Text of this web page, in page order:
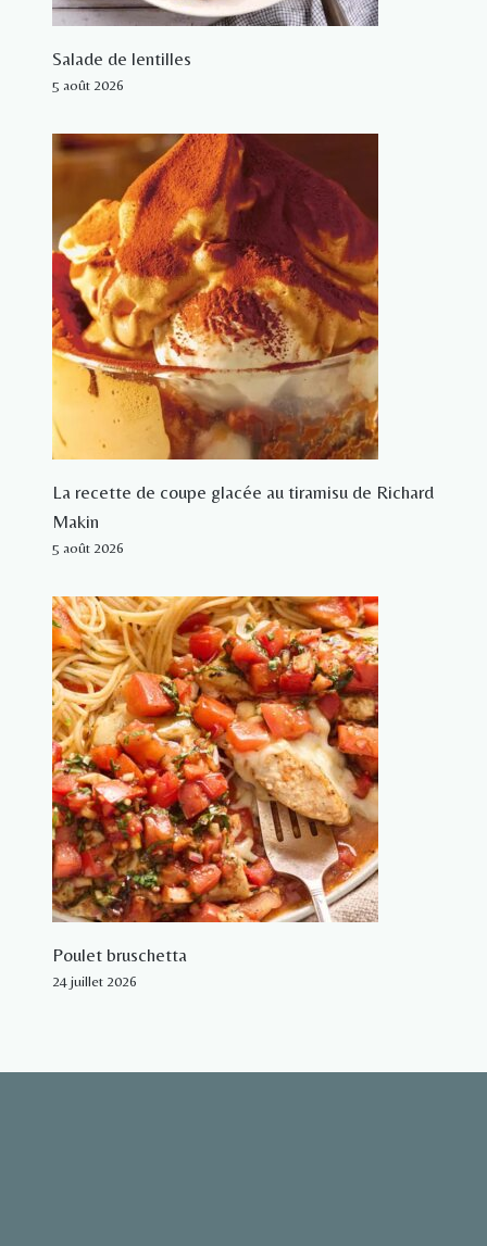
Salade de lentilles
5 août 2026
La recette de coupe glacée au tiramisu de Richard
Makin
5 août 2026
Poulet bruschetta
24 juillet 2026